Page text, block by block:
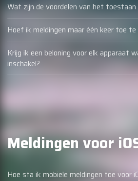
Wat zijn de voordelen van het toestaan
Hoef ik meldingen maar één keer toe
Krijg ik een beloning voor elk apparaat
inschakel?
Meldingen voor
Hoe sta ik mobiele meldingen toe voor